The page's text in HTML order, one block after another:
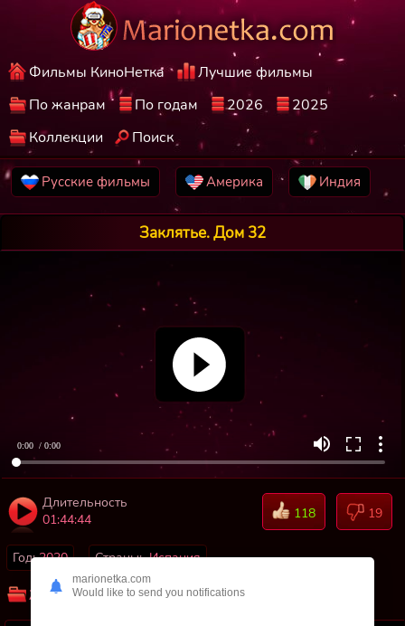
Фильмы КиноНетка
Лучшие фильмы
По жанрам
По годам 2026
2025
Коллекции
Поиск
Русские фильмы Америка Индия
Заклятье. Дом 32
0:00 / 0:00
Длительность
01:44:44
118 19
Год:2020 Страны:Испания
Жанр: Ужас Триллеры
marionetka.com
Would like to send you notifications